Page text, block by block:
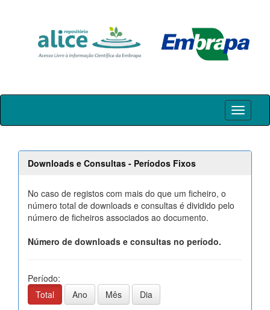
Skip
Downloads e Consultas - Períodos Fixos
No caso de registos com mais do que um ficheiro, o
número total de downloads e consultas é dividido pelo
número de ficheiros associados ao documento.
Número de downloads e consultas no período.
Período:
Total
Ano Mês Dia